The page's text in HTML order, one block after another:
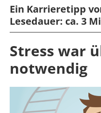
Ein Karrieretipp
Lesedauer: ca. 3
Stress war
notwendig